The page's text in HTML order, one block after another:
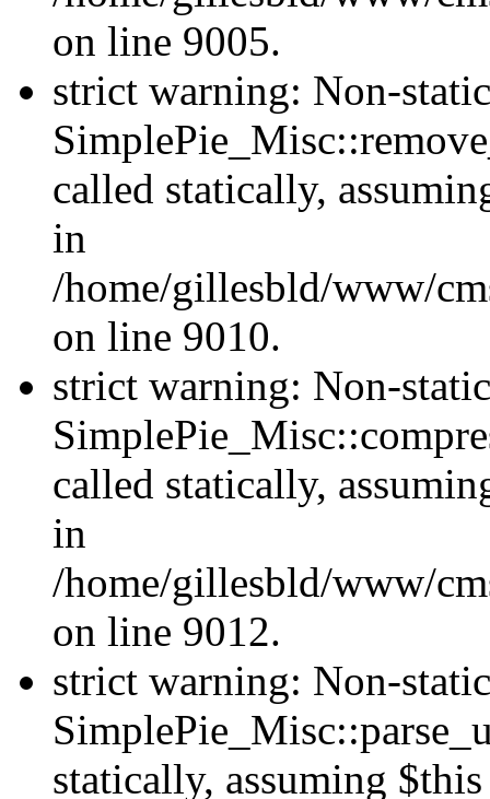
on line 9005.
strict warning: Non-
called statically,
in
/home/gillesbld/www/
on line 9010.
strict warning: Non-
called statically,
in
/home/gillesbld/www/
on line 9012.
strict warning: Non-
statically, assuming